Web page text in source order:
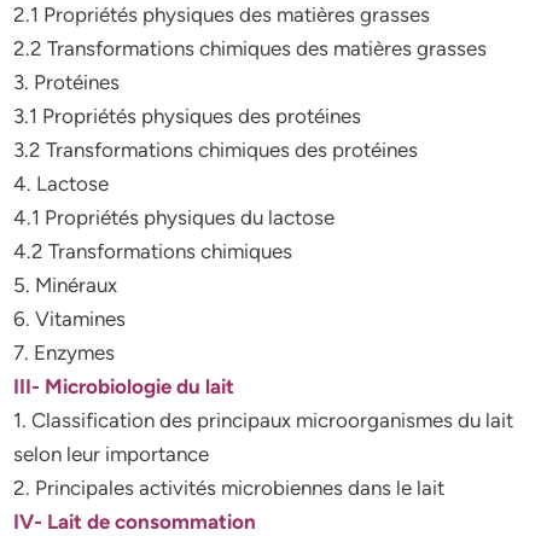
2.1 Propriétés physiques des matières grasses
2.2 Transformations chimiques des matières grasses
3. Protéines
3.1 Propriétés physiques des protéines
3.2 Transformations chimiques des protéines
4. Lactose
4.1 Propriétés physiques du lactose
4.2 Transformations chimiques
5. Minéraux
6. Vitamines
7. Enzymes
III- Microbiologie du lait
1. Classification des principaux microorganismes du lait
selon leur importance
2. Principales activités microbiennes dans le lait
IV- Lait de consommation